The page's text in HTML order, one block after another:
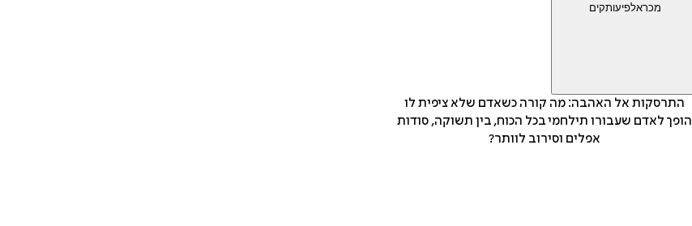
מכראלפיעותקים
התרסקות אל האהבה: מה קורה כשאדם שלא ציפית לו
הופך לאדם שעבורו תילחמי בכל הכוח, בין תשוקה, סודות
אפלים וסירוב לוותר?